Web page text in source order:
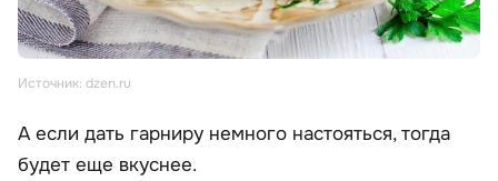
Источник: dzen.ru
А если дать гарниру немного настояться, тогда
будет еще вкуснее.